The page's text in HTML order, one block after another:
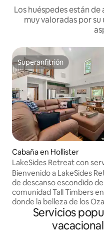
Los huéspedes están
muy valoradas por
Superanfitrión
Superanfitrión
Cabaña en Hollister
LakeSides Retreat con
Bienvenido a LakeSides
de descanso escondido
comunidad Tall Timbers
donde la belleza de los
combina con una
A solo unos minutos de
y a poca distancia en auto
Servicios